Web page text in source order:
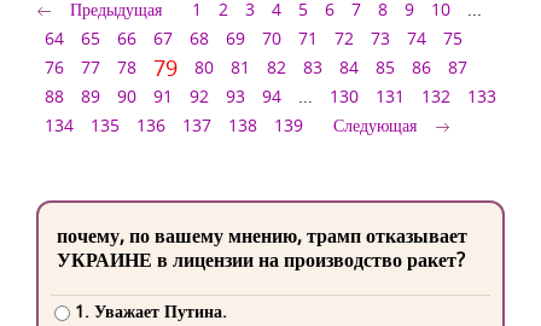
Предыдущая 1 2 3 4 5 6 7 8 9 10
...
64
65 66 67 68 69 70 71 72 73 74
75
76
77 78 79 80 81 82 83 84 85 86
87
88
89 90 91 92 93 94 ... 130 131 132
133
134
135 136 137 138 139 Следующая
почему, по вашему мнению, трамп отказывает
УКРАИНЕ в лицензии на производство ракет?
1. Уважает Путина.